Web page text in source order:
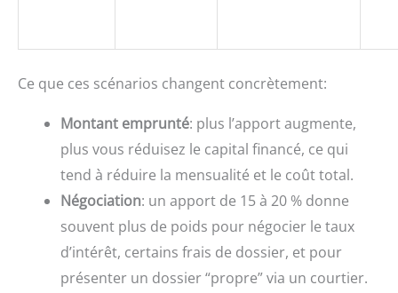
Ce que ces scénarios changent concrètement:
Montant emprunté: plus l’apport augmente,
plus vous réduisez le capital financé, ce qui
tend à réduire la mensualité et le coût total.
Négociation: un apport de 15 à 20 % donne
souvent plus de poids pour négocier le taux
d’intérêt, certains frais de dossier, et pour
présenter un dossier “propre” via un courtier.